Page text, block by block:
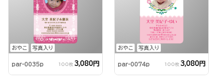
おやこ 写真入り
par-0035p 100枚 3,080円
おやこ 写真入り
par-0074p 100枚 3,080円